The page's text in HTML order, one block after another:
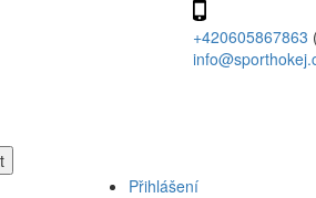
+420605867863
Přihlášení